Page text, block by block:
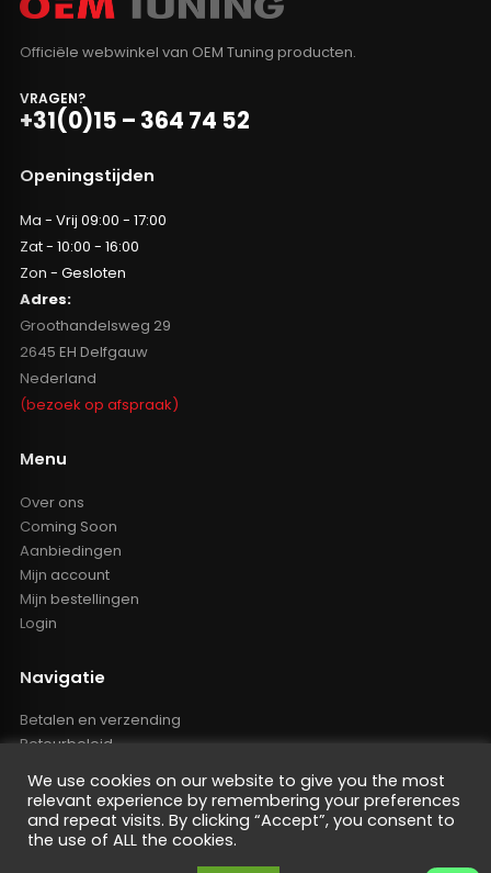
Officiële webwinkel van OEM Tuning producten.
VRAGEN?
+31(0)15 – 364 74 52
Openingstijden
Ma - Vrij 09:00 - 17:00
Zat - 10:00 - 16:00
Zon - Gesloten
Adres:
Groothandelsweg 29
2645 EH Delfgauw
Nederland
(bezoek op afspraak)
Menu
Over ons
Coming Soon
Aanbiedingen
Mijn account
Mijn bestellingen
Login
Navigatie
Betalen en verzending
Retourbeleid
Algemene voorwaarden
Resellers inlog
Reseller worden
We use cookies on our website to give you the most
relevant experience by remembering your preferences
and repeat visits. By clicking “Accept”, you consent to
the use of ALL the cookies.